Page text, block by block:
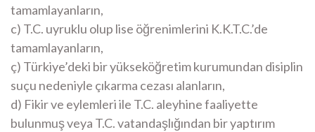
tamamlayanların,
c) T.C. uyruklu olup lise öğrenimlerini K.K.T.C.’de
tamamlayanların,
ç) Türkiye’deki bir yükseköğretim kurumundan disiplin
suçu nedeniyle çıkarma cezası alanların,
d) Fikir ve eylemleri ile T.C. aleyhine faaliyette
bulunmuş veya T.C. vatandaşlığından bir yaptırım